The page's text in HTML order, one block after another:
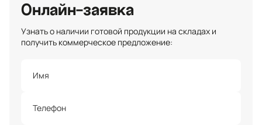
Онлайн-заявка
Узнать о наличии готовой продукции на складах и
получить коммерческое предложение: